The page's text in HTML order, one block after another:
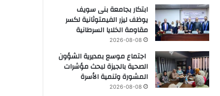
ابتكار بجامعة بنى سويف
يوظف ليزر الفيمتوثانية لكسر
مقاومة الخلايا السرطانية
2026-08-08
اجتماع موسع بمديرية الشؤون
الصحية بالجيزة لبحث مؤشرات
المشورة وتنمية الأسرة
2026-08-08